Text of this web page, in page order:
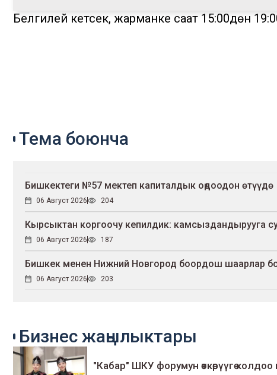
Белгилей кетсек, жарманке саат 15:00дөн
Тема боюнча
Бишкектеги №57 мектеп капиталдык оңдоодон өтүүдө
06 Август 2026 204
Кырсыктан коргоочу кепилдик: камсыздандырууга
06 Август 2026 187
Бишкек менен Нижний Новгород боордош шаарлар
06 Август 2026 203
Бизнес жаңылыктары
"Кабар" ШКУ форумун өткөрүүгө колдоо